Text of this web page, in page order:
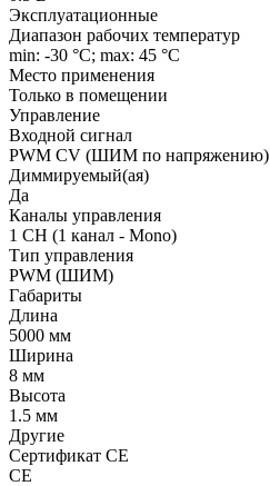
Эксплуатационные
Диапазон рабочих температур
min: -30 °C; max: 45 °C
Место применения
Только в помещении
Управление
Входной сигнал
PWM СV (ШИМ по напряжению)
Диммируемый(ая)
Да
Каналы управления
1 CH (1 канал - Mono)
Тип управления
PWM (ШИМ)
Габариты
Длина
5000 мм
Ширина
8 мм
Высота
1.5 мм
Другие
Сертификат CE
CE